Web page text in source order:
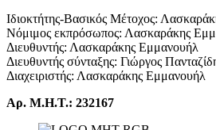
Ιδιοκτήτης-Βασικός Μέτοχος:
Νόμιμος εκπρόσωπος: Λασκαράκης
Διευθυντής: Λασκαράκης Εμμανουήλ
Διευθυντής σύνταξης: Γιώργος
Διαχειριστής: Λασκαράκης Εμμανουήλ
Αρ. Μ.Η.Τ.: 232167